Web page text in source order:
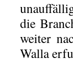
die
weiter
Walla